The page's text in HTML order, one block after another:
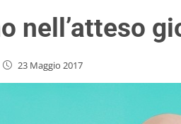
nell’atteso
23 Maggio 2017